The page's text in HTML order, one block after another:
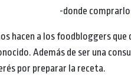
-donde
hacen a los foodbloggers
Además de ser una
por preparar la receta.